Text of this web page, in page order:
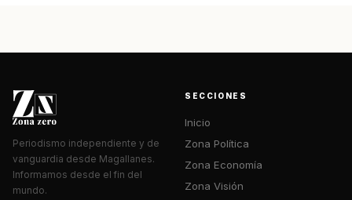
Periodismo independiente y de
vanguardia desde Magallanes.
Informamos desde el fin del
mundo.
SECCIONES
Inicio
Zona Política
Zona Economía
Zona Visión